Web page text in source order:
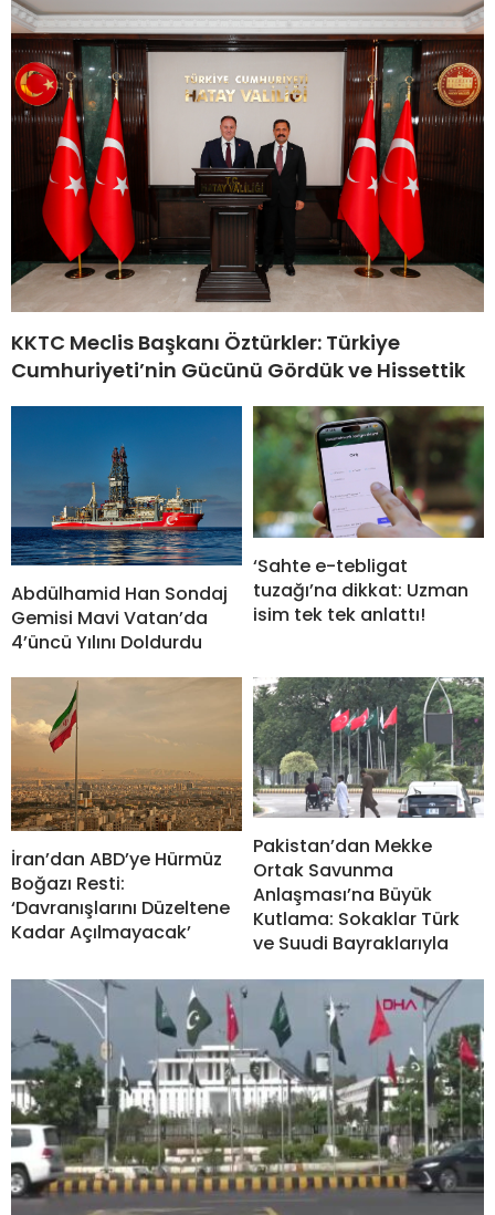
KKTC Meclis Başkanı Öztürkler: Türkiye
Cumhuriyeti’nin Gücünü Gördük ve Hissettik
Abdülhamid Han Sondaj
Gemisi Mavi Vatan’da
4’üncü Yılını Doldurdu
‘Sahte e-tebligat
tuzağı’na dikkat: Uzman
isim tek tek anlattı!
İran’dan ABD’ye Hürmüz
Boğazı Resti:
‘Davranışlarını Düzeltene
Kadar Açılmayacak’
Pakistan’dan Mekke
Ortak Savunma
Anlaşması’na Büyük
Kutlama: Sokaklar Türk
ve Suudi Bayraklarıyla